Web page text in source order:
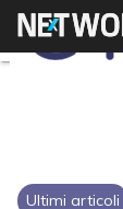
Ultimi articoli